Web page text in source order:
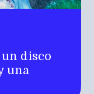
disco
una